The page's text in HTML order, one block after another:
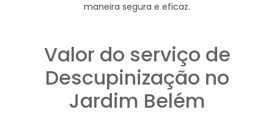
maneira segura e eficaz.
Valor do serviço de
Descupinização no
Jardim Belém